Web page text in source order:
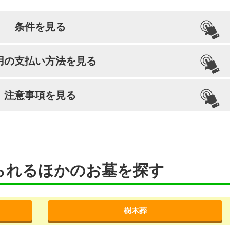
条件を見る
生前申込
の支払い方法を見る
注意事項を見る
れるほかのお墓を探す
樹木葬